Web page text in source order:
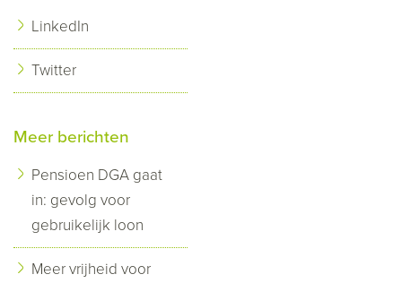
LinkedIn
Twitter
Meer berichten
Pensioen DGA gaat
in: gevolg voor
gebruikelijk loon
Meer vrijheid voor